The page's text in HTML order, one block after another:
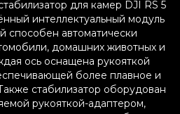
для камер DJI RS 5
интеллектуальный модуль
способен автоматически
домашних животных и
ось оснащена рукояткой
более плавное и
стабилизатор оборудован
рукояткой-адаптером,